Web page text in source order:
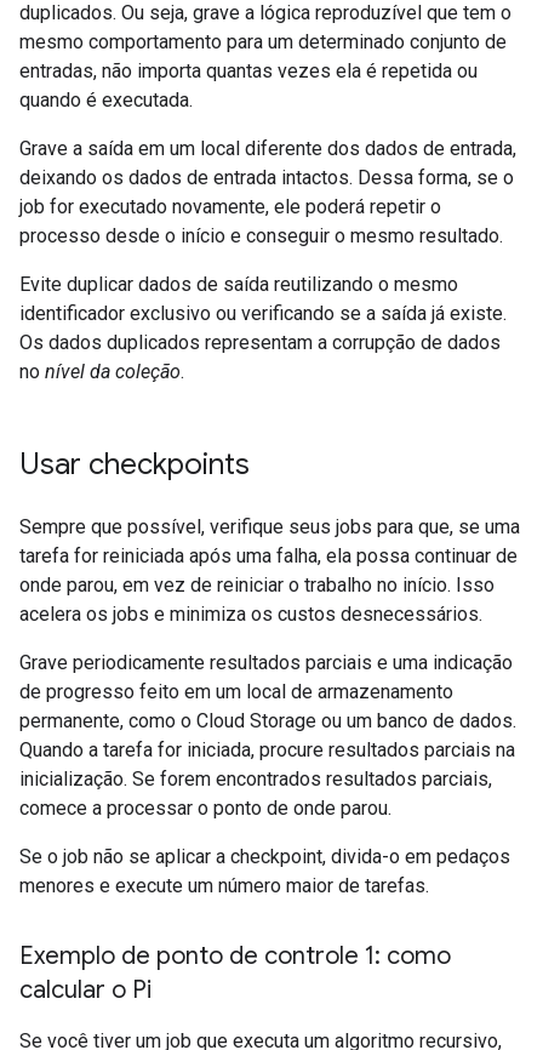
duplicados. Ou seja, grave a lógica reproduzível que tem o
mesmo comportamento para um determinado conjunto de
entradas, não importa quantas vezes ela é repetida ou
quando é executada.
Grave a saída em um local diferente dos dados de entrada,
deixando os dados de entrada intactos. Dessa forma, se o
job for executado novamente, ele poderá repetir o
processo desde o início e conseguir o mesmo resultado.
Evite duplicar dados de saída reutilizando o mesmo
identificador exclusivo ou verificando se a saída já existe.
Os dados duplicados representam a corrupção de dados
no nível da coleção.
Usar checkpoints
Sempre que possível, verifique seus jobs para que, se uma
tarefa for reiniciada após uma falha, ela possa continuar de
onde parou, em vez de reiniciar o trabalho no início. Isso
acelera os jobs e minimiza os custos desnecessários.
Grave periodicamente resultados parciais e uma indicação
de progresso feito em um local de armazenamento
permanente, como o Cloud Storage ou um banco de dados.
Quando a tarefa for iniciada, procure resultados parciais na
inicialização. Se forem encontrados resultados parciais,
comece a processar o ponto de onde parou.
Se o job não se aplicar a checkpoint, divida-o em pedaços
menores e execute um número maior de tarefas.
Exemplo de ponto de controle 1: como
calcular o Pi
Se você tiver um job que executa um algoritmo recursivo,